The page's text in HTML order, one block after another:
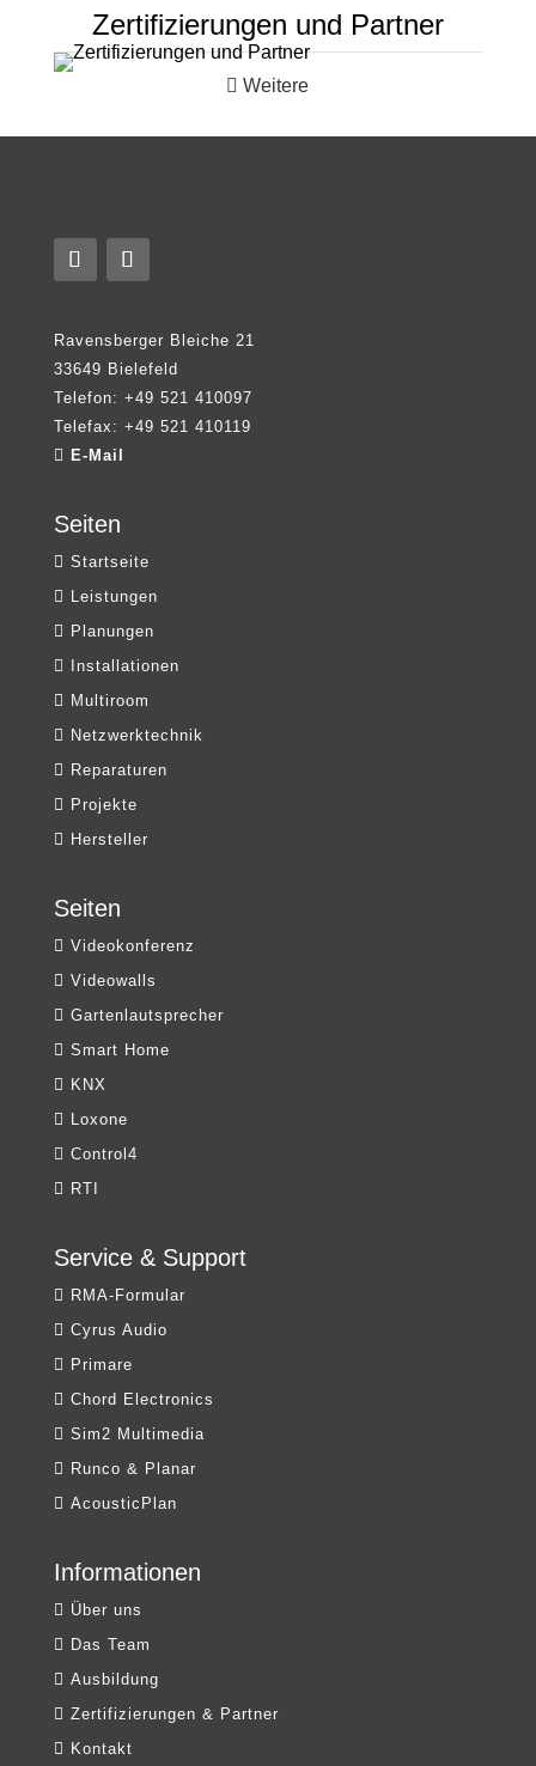
Zertifizierungen und Partner
Weitere
Ravensberger Bleiche 21
33649 Bielefeld
Telefon: +49 521 410097
Telefax: +49 521 410119
E-Mail
Seiten
Startseite
Leistungen
Planungen
Installationen
Multiroom
Netzwerktechnik
Reparaturen
Projekte
Hersteller
Seiten
Videokonferenz
Videowalls
Gartenlautsprecher
Smart Home
KNX
Loxone
Control4
RTI
Service & Support
RMA-Formular
Cyrus Audio
Primare
Chord Electronics
Sim2 Multimedia
Runco & Planar
AcousticPlan
Informationen
Über uns
Das Team
Ausbildung
Zertifizierungen & Partner
Kontakt